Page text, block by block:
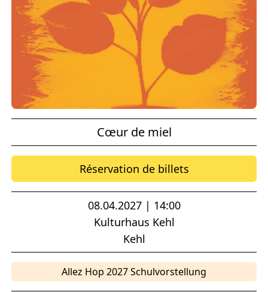
Cœur de miel
Réservation de billets
08.04.2027 | 14:00
Kulturhaus Kehl
Kehl
Allez Hop 2027 Schulvorstellung